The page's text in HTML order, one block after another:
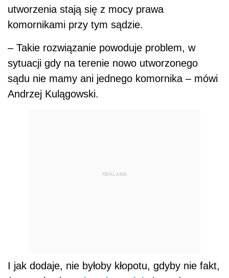
utworzenia stają się z mocy prawa
komornikami przy tym sądzie.
– Takie rozwiązanie powoduje problem, w
sytuacji gdy na terenie nowo utworzonego
sądu nie mamy ani jednego komornika – mówi
Andrzej Kulągowski.
REKLAMA
I jak dodaje, nie byłoby kłopotu, gdyby nie fakt,